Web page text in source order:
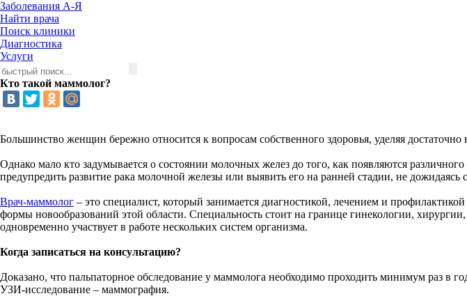
Заболевания А-Я
Найти врача
Поиск клиники
Диагностика
Услуги
Кто такой маммолог?
Большинство женщин бережно относится к вопросам собственного здоровья, уделяя
Однако мало кто задумывается о состоянии молочных желез до того, как появляются
предупредить развитие рака молочной железы или выявить его на ранней стадии, не дожидаясь
Врач-маммолог – это специалист, который занимается диагностикой, лечением и
формы новообразований этой области. Специальность стоит на границе гинекологии,
одновременно участвует в работе нескольких систем организма.
Когда записаться на консультацию?
Доказано, что пальпаторное обследование у маммолога необходимо проходить минимум раз в
УЗИ-исследование – маммография.